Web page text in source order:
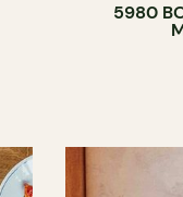
CAVISTE
5980